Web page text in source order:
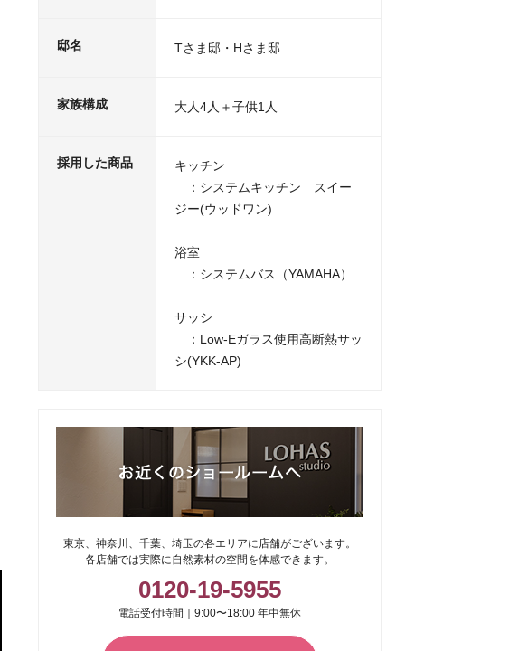
邸名 Tさま邸・Hさま邸
家族構成 大人4人＋子供1人
採用した商品
キッチン
：システムキッチン スイー
ジー(ウッドワン)
浴室
：システムバス（YAMAHA）
サッシ
：Low-Eガラス使用高断熱サッ
シ(YKK-AP)
東京、神奈川、千葉、埼玉の各エリアに店舗がございます。
各店舗では実際に自然素材の空間を体感できます。
0120-19-5955
電話受付時間｜9:00〜18:00 年中無休